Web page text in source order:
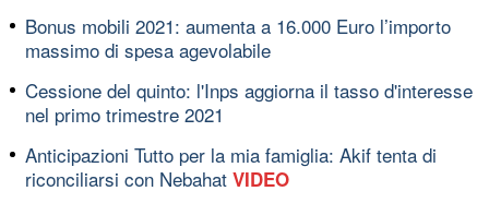
Bonus mobili 2021: aumenta a 16.000 Euro l’importo
massimo di spesa agevolabile
Cessione del quinto: l'Inps aggiorna il tasso d'interesse
nel primo trimestre 2021
Anticipazioni Tutto per la mia famiglia: Akif tenta di
riconciliarsi con Nebahat VIDEO